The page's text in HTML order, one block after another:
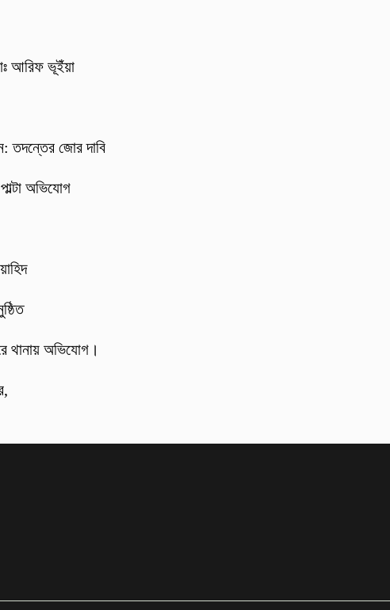
আরিফ ভূইঁয়া
তদন্তের জোর দাবি
অভিযোগ
থানায় অভিযোগ।